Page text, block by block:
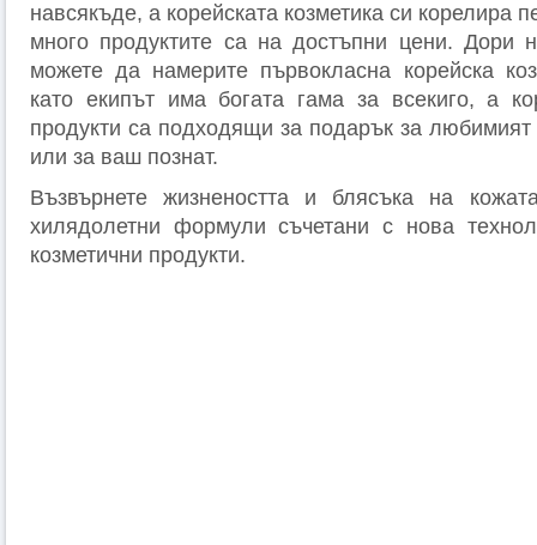
навсякъде, а корейската козметика си корелира
много продуктите са на достъпни цени. Дори
можете да намерите първокласна корейска
като екипът има богата гама за всекиго, а
продукти са подходящи за подарък за любимият
или за ваш познат.
Възвърнете жизнеността и блясъка на
хилядолетни формули съчетани с нова
козметични продукти.